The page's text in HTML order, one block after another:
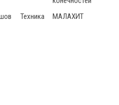
Техника МАЛАХИТ